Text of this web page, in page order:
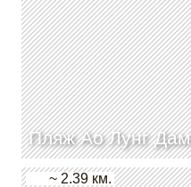
Пляж Ао Лунг Дам
~ 2.39 км.